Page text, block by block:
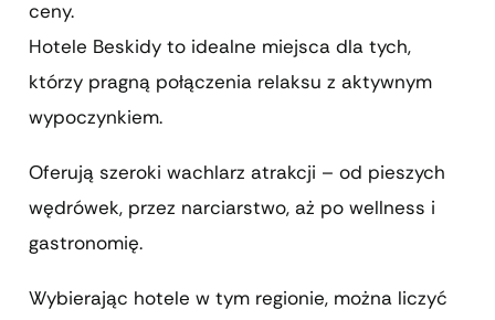
ceny.
Hotele Beskidy to idealne miejsca dla tych,
którzy pragną połączenia relaksu z aktywnym
wypoczynkiem.
Oferują szeroki wachlarz atrakcji – od pieszych
wędrówek, przez narciarstwo, aż po wellness i
gastronomię.
Wybierając hotele w tym regionie, można liczyć